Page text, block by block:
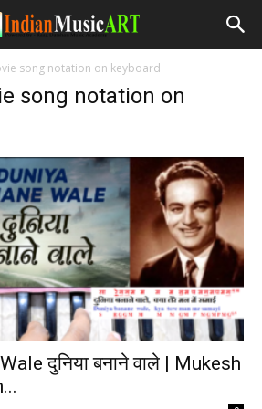
song notation on keyboard
song notation on
दुनिया बनाने वाले | Mukesh